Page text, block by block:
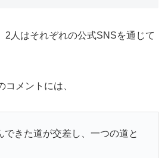
2人はそれぞれの公式SNSを通じて
メントには、
できた道が交差し、一つの道と